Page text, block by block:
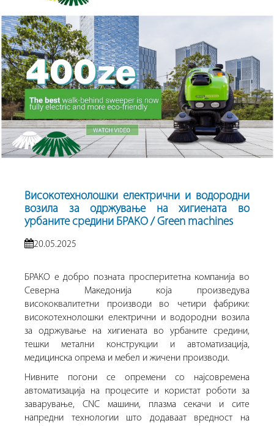
Високотехнолошки електрични и водородни
возила за одржување на хигиената во
урбаните средини БРАКО / Green machines
20.05.2025
БРАКО е добро позната просперитетна компанија во
Северна Македонија која произведува
висококвалитетни производи во четири фабрики:
високотехнолошки електрични и водородни возила
за одржување на хигиената во урбаните средини,
тешки метални конструкции и автоматизација,
медицинска опрема и мебел и жичени производи.
Нивните погони се опремени со најсовремена
автоматизација на процесите и користат роботи за
заварување, CNC машини, плазма секачи и сите
напредни технологии што додаваат вредност на